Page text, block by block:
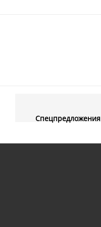
Спецпредложения